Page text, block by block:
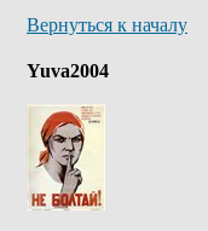
Вернуться к началу
Yuva2004